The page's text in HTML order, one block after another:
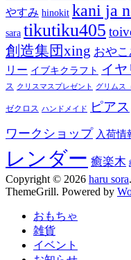
やすみ hinokit kani ja
sara tikutiku405
創造集団xing おや
リー イブキクラフト イヤ
ス
クリスマスプレゼント グリムス
ゼクロス ハンドメイド ピアス
ワークショップ 入荷情
レンダー 癒楽木
Copyright © 2026 haru sora
ThemeGrill. Powered by
おもちゃ
雑貨
イベント